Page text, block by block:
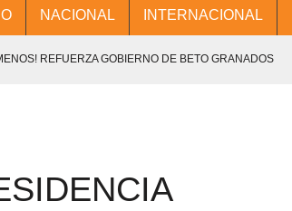
NACIONAL INTERNACIONAL
REFUERZA GOBIERNO DE BETO GRANADOS
GRANADOS MESA DE TRABAJO CON PRESIDENTES